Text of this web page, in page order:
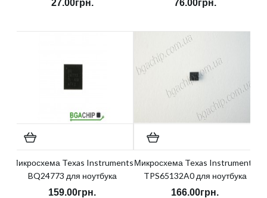
27.00грн.
76.00грн.
Микросхема Texas Instruments
BQ24773 для ноутбука
159.00грн.
Микросхема Texas Instruments
TPS65132A0 для ноутбука
166.00грн.